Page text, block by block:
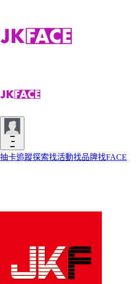
抽卡追蹤探索找活動找品牌找FACE